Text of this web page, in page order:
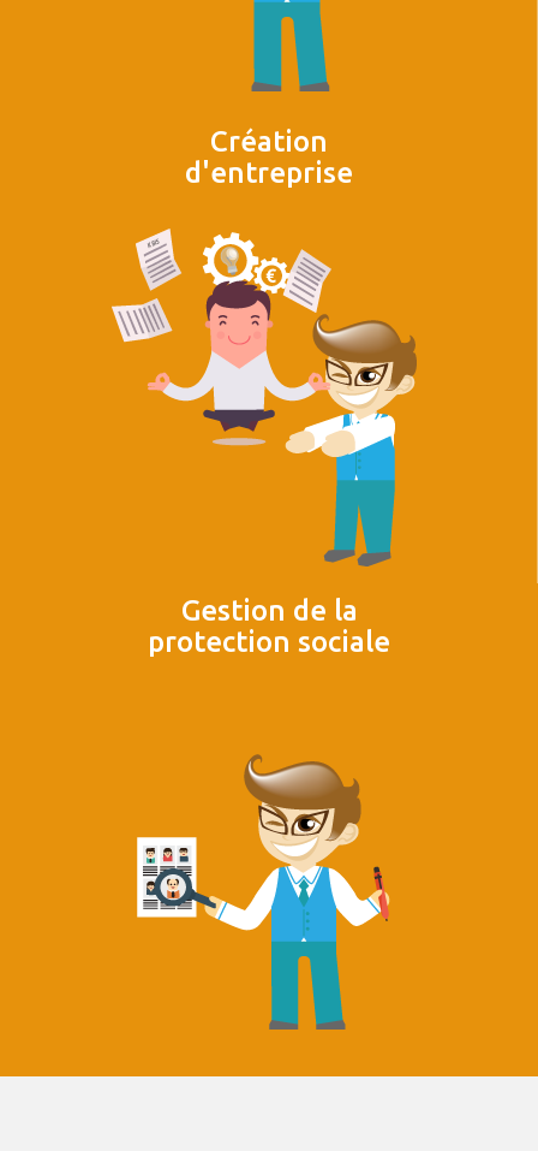
Création
d'entreprise
Gestion de la
protection sociale